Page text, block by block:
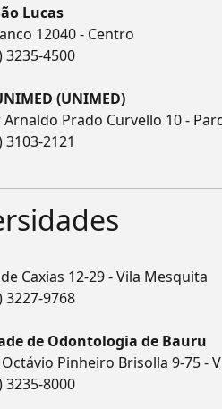
Lucas
12040 - Centro
3235-4500
(UNIMED)
Prado Curvello 10 -
3103-2121
Caxias 12-29 - Vila Mesquita
3227-9768
de Odontologia de Bauru
Pinheiro Brisolla 9-75 -
3235-8000